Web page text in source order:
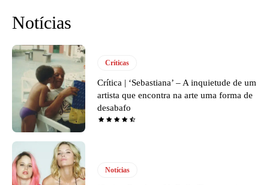
Notícias
Críticas
Crítica | ‘Sebastiana’ – A inquietude de um
artista que encontra na arte uma forma de
desabafo
Notícias